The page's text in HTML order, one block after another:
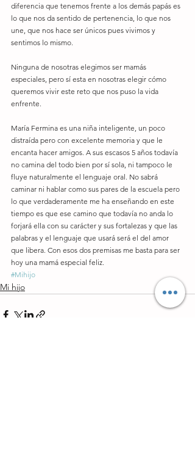
diferencia que tenemos frente a los demás papás es
lo que nos da sentido de pertenencia, lo que nos
une, que nos hace ser únicos pues vivimos y
sentimos lo mismo.
Ninguna de nosotras elegimos ser mamás
especiales, pero sí esta en nosotras elegir cómo
queremos vivir este reto que nos puso la vida
enfrente.
María Fermina es una niña inteligente, un poco
distraída pero con excelente memoria y que le
encanta hacer amigos. A sus escasos 5 años todavía
no camina del todo bien por sí sola, ni tampoco le
fluye naturalmente el lenguaje oral. No sabrá
caminar ni hablar como sus pares de la escuela pero
lo que verdaderamente me ha enseñando en este
tiempo es que ese camino que todavía no anda lo
forjará ella con su carácter y sus fortalezas y que las
palabras y el lenguaje que usará será el del amor
que libera. Con esos dos premisas me basta para ser
hoy una mamá especial feliz.
#Mihijo
Mi hijo